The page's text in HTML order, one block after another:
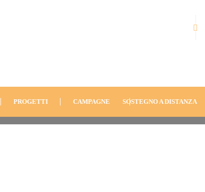
PROGETTI CAMPAGNE SOSTEGNO A DISTANZA